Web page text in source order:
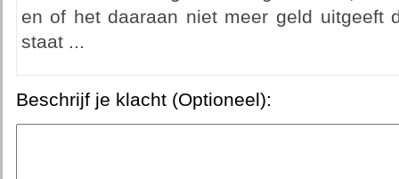
en of het daaraan niet meer geld uitgeeft
staat ...
Beschrijf je klacht (Optioneel):